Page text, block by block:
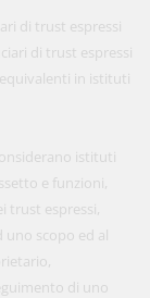
di trust espressi
di trust espressi
in istituti
istituti
e funzioni,
trust espressi,
uno scopo ed al
di uno